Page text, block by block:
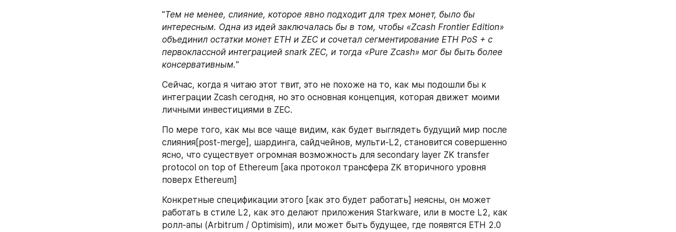
"Тем не менее, слияние, которое явно подходит для трех монет, было бы
интересным. Одна из идей заключалась бы в том, чтобы «Zcash Frontier Edition»
объединил остатки монет ETH и ZEC и сочетал сегментирование ETH PoS + с
первоклассной интеграцией snark ZEC, и тогда «Pure Zcash» мог бы быть более
консервативным."
Сейчас, когда я читаю этот твит, это не похоже на то, как мы подошли бы к
интеграции Zcash сегодня, но это основная концепция, которая движет моими
личными инвестициями в ZEC.
По мере того, как мы все чаще видим, как будет выглядеть будущий мир после
слияния[post-merge], шардинга, сайдчейнов, мульти-L2, становится совершенно
ясно, что существует огромная возможность для secondary layer ZK transfer
protocol on top of Ethereum [ака протокол трансфера ZK вторичного уровня
поверх Ethereum]
Конкретные спецификации этого [как это будет работать] неясны, он может
работать в стиле L2, как это делают приложения Starkware, или в мосте L2, как
ролл-апы (Arbitrum / Optimisim), или может быть будущее, где появятся ETH 2.0